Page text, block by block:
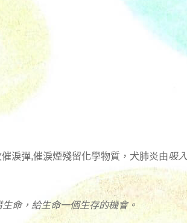
淚彈,催淚煙殘留化學物質，犬肺炎由吸入
生命，給生命一個生存的機會。